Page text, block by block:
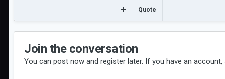
Quote
Join the conversation
You can post now and register later. If you have an account,